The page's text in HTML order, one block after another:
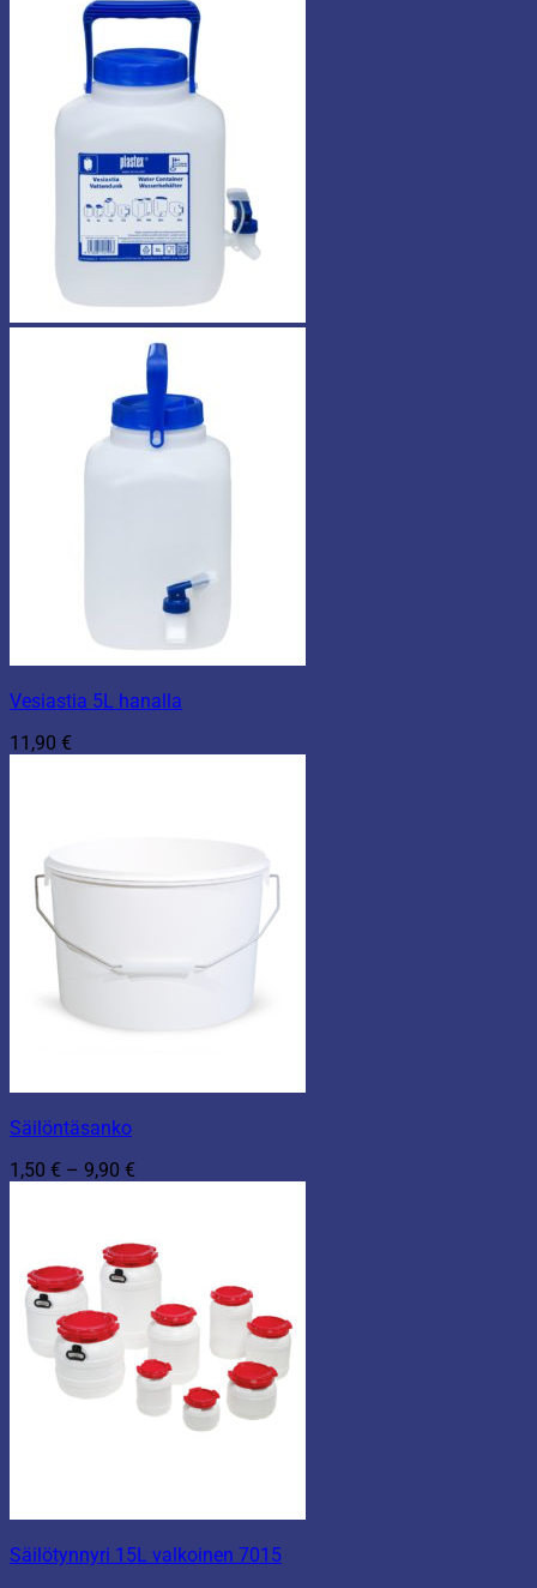
Vesiastia 5L hanalla
11,90 €
Säilöntäsanko
1,50 € – 9,90 €
9,90 €
Säilötynnyri 15L valkoinen 7015